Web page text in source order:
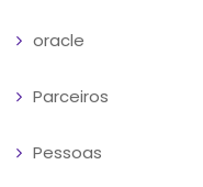
oracle
Parceiros
Pessoas